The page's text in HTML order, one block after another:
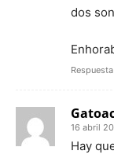
dos
Respuesta
16 abril
Hay